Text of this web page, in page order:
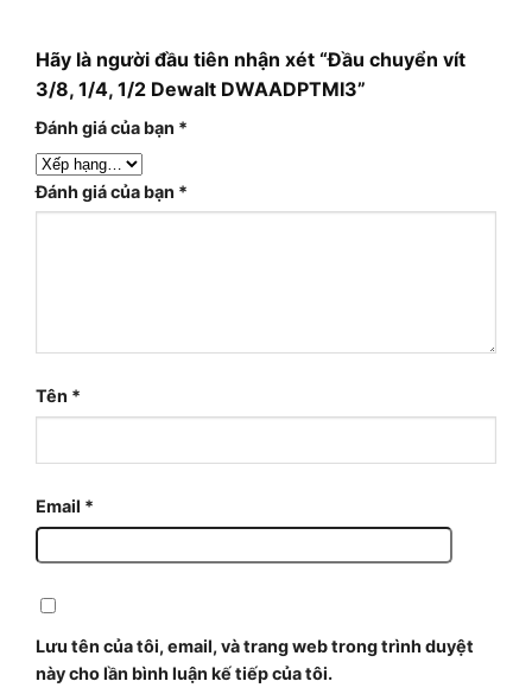
Hãy là người đầu tiên nhận xét “Đầu chuyển vít
3/8, 1/4, 1/2 Dewalt DWAADPTMI3”
Đánh giá của bạn *
Đánh giá của bạn *
Tên *
Email *
Lưu tên của tôi, email, và trang web trong trình duyệt
này cho lần bình luận kế tiếp của tôi.